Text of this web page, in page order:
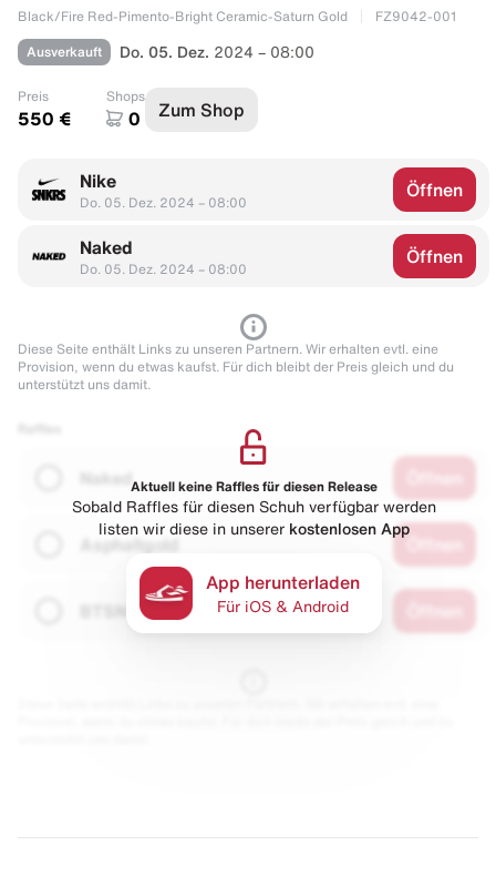
Black/Fire Red-Pimento-Bright Ceramic-Saturn Gold FZ9042-001
Ausverkauft Do. 05. Dez. 2024 – 08:00
Preis
550 €
Shops
0 Zum Shop
Nike
Do. 05. Dez. 2024 – 08:00
Öffnen
Naked
Do. 05. Dez. 2024 – 08:00
Öffnen
Diese Seite enthält Links zu unseren Partnern. Wir erhalten evtl. eine
Provision, wenn du etwas kaufst. Für dich bleibt der Preis gleich und du
unterstützt uns damit.
Naked
Asphaltgold
Aktuell keine Raffles für diesen Release
Sobald Raffles für diesen Schuh verfügbar werden
listen wir diese in unserer kostenlosen App
App herunterladen
Für iOS & Android